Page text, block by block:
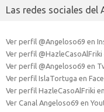
Las redes sociales del
Ver perfil @Angeloso69 en
Ver perfil
Ver perfil @Angeloso69 en
Ver perfil IslaTortuga en
Ver perfil HazleCasoAlFriki
Ver Canal Angeloso69 en